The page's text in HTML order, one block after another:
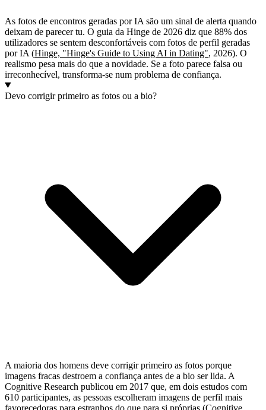
As fotos de encontros geradas por IA são um sinal de alerta quando
deixam de parecer tu. O guia da Hinge de 2026 diz que 88% dos
utilizadores se sentem desconfortáveis com fotos de perfil geradas
por IA (Hinge, "Hinge's Guide to Using AI in Dating", 2026). O
realismo pesa mais do que a novidade. Se a foto parece falsa ou
irreconhecível, transforma-se num problema de confiança.
Devo corrigir primeiro as fotos ou a bio?
A maioria dos homens deve corrigir primeiro as fotos porque
imagens fracas destroem a confiança antes de a bio ser lida. A
Cognitive Research publicou em 2017 que, em dois estudos com
610 participantes, as pessoas escolheram imagens de perfil mais
favorecedoras para estranhos do que para si próprias (Cognitive